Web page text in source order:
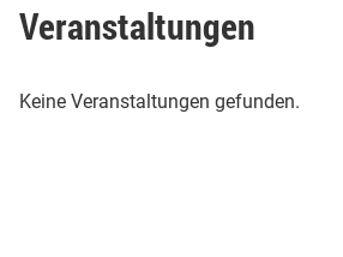
Veranstaltungen
Keine Veranstaltungen gefunden.